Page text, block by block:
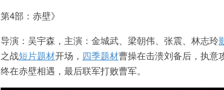
第4部：赤壁》
导演：吴宇森，主演：金城武、梁朝伟、张震、林志玲
之战短片题材开场， 四季题材曹操在击溃刘备后，执意
终在赤壁相遇，最后联军打败曹军。